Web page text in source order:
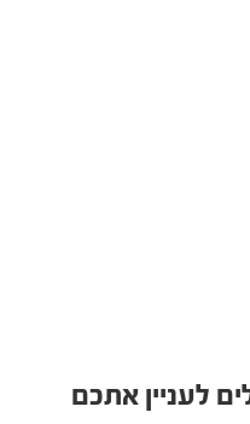
לעניין אתכם